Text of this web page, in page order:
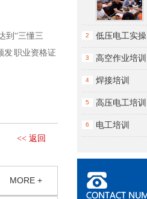
到“三懂三
发 职业资格证
<< 返回
MORE +
2 低压电工实操
3 高空作业培训
4 焊接培训
5 高压电工培训
6 电工培训